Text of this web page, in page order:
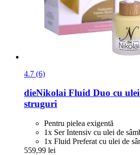
4.7 (6)
dieNikolai Fluid Duo cu
struguri
Pentru pielea exigentă
1x Ser Intensiv cu ulei de
1x Fluid Preferat cu ulei de
559,99 lei